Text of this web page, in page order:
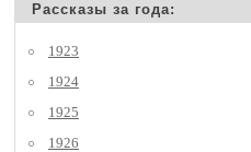
Рассказы за года:
1923
1924
1925
1926